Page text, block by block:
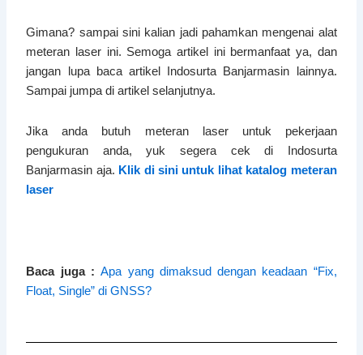
Gimana? sampai sini kalian jadi pahamkan mengenai alat
meteran laser ini. Semoga artikel ini bermanfaat ya, dan
jangan lupa baca artikel Indosurta Banjarmasin lainnya.
Sampai jumpa di artikel selanjutnya.
Jika anda butuh meteran laser untuk pekerjaan
pengukuran anda, yuk segera cek di Indosurta
Banjarmasin aja. Klik di sini untuk lihat katalog meteran
laser
Baca juga :Apa yang dimaksud dengan keadaan “Fix,
Float, Single” di GNSS?